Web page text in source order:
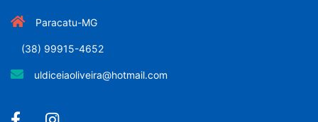
Paracatu-MG
(38) 99915-4652
uldiceiaoliveira@hotmail.com